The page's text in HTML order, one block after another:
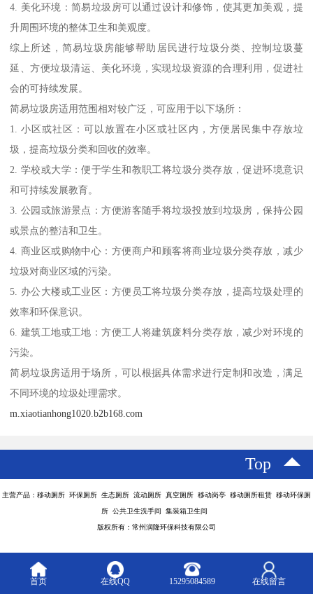
4. 美化环境：简易垃圾房可以通过设计和修饰，使其更加美观，提
升周围环境的整体卫生和美观度。
综上所述，简易垃圾房能够帮助居民进行垃圾分类、控制垃圾蔓
延、方便垃圾清运、美化环境，实现垃圾资源的合理利用，促进社
会的可持续发展。
简易垃圾房适用范围相对较广泛，可应用于以下场所：
1. 小区或社区：可以放置在小区或社区内，方便居民集中存放垃
圾，提高垃圾分类和回收的效率。
2. 学校或大学：便于学生和教职工将垃圾分类存放，促进环境意识
和可持续发展教育。
3. 公园或旅游景点：方便游客随手将垃圾投放到垃圾房，保持公园
或景点的整洁和卫生。
4. 商业区或购物中心：方便商户和顾客将商业垃圾分类存放，减少
垃圾对商业区域的污染。
5. 办公大楼或工业区：方便员工将垃圾分类存放，提高垃圾处理的
效率和环保意识。
6. 建筑工地或工地：方便工人将建筑废料分类存放，减少对环境的
污染。
简易垃圾房适用于场所，可以根据具体需求进行定制和改造，满足
不同环境的垃圾处理需求。
m.xiaotianhong1020.b2b168.com
Top
主营产品：移动厕所 环保厕所 生态厕所 流动厕所 真空厕所 移动岗亭 移动厕所租赁 移动环保厕
所 公共卫生洗手间 集装箱卫生间
版权所有：常州润隆环保科技有限公司
首页 在线QQ 15295084589 在线留言